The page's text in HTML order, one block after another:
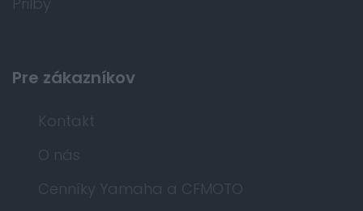
Pre zákazníkov
Kontakt
O nás
Cenníky Yamaha a CFMOTO